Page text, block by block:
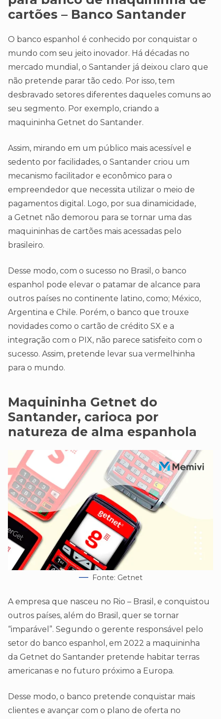
cartões – Banco Santander
O banco espanhol é conhecido por conquistar o
mundo com seu jeito inovador. Há décadas no
mercado mundial, o Santander já deixou claro que
não pretende parar tão cedo. Por isso, tem
desbravado setores diferentes daqueles comuns ao
seu segmento. Por exemplo, criando a
maquininha Getnet do Santander.
Assim, mirando em um público mais acessível e
sedento por facilidades, o Santander criou um
mecanismo facilitador e econômico para o
empreendedor que necessita utilizar o meio de
pagamentos digital. Logo, por sua dinamicidade,
a Getnet não demorou para se tornar uma das
maquininhas de cartões mais acessadas pelo
brasileiro.
Desse modo, com o sucesso no Brasil, o banco
espanhol pode elevar o patamar de alcance para
outros países no continente latino, como; México,
Argentina e Chile. Porém, o banco que trouxe
novidades como o cartão de crédito SX e a
integração com o PIX, não parece satisfeito com o
sucesso. Assim, pretende levar sua vermelhinha
para o mundo.
Maquininha Getnet do
Santander, carioca por
natureza de alma espanhola
Fonte: Getnet
A empresa que nasceu no Rio – Brasil, e conquistou
outros países, além do Brasil, quer se tornar
“imparável”. Segundo o gerente responsável pelo
setor do banco espanhol, em 2022 a maquininha
da Getnet do Santander pretende habitar terras
americanas e no futuro próximo a Europa.
Desse modo, o banco pretende conquistar mais
clientes e avançar com o plano de oferta no